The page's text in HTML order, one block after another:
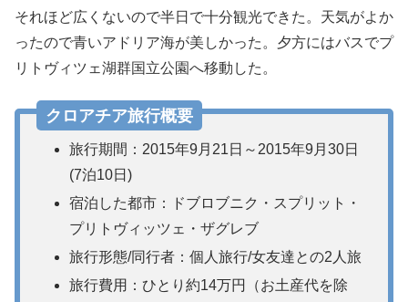
それほど広くないので半日で十分観光できた。天気がよか
ったので青いアドリア海が美しかった。夕方にはバスでプ
リトヴィツェ湖群国立公園へ移動した。
クロアチア旅行概要
旅行期間：2015年9月21日～2015年9月30日
(7泊10日)
宿泊した都市：ドブロブニク・スプリット・
プリトヴィッツェ・ザグレブ
旅行形態/同行者：個人旅行/女友達との2人旅
旅行費用：ひとり約14万円（お土産代を除